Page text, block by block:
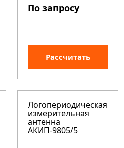
По запросу
Рассчитать
Логопериодическая
измерительная
антенна
АКИП-9805/5